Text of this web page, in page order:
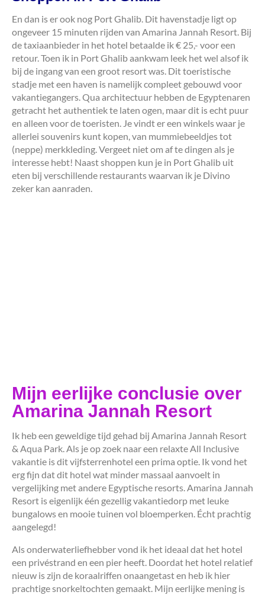
En dan is er ook nog Port Ghalib. Dit havenstadje ligt op
ongeveer 15 minuten rijden van Amarina Jannah Resort. Bij
de taxiaanbieder in het hotel betaalde ik € 25,- voor een
retour. Toen ik in Port Ghalib aankwam leek het wel alsof ik
bij de ingang van een groot resort was. Dit toeristische
stadje met een haven is namelijk compleet gebouwd voor
vakantiegangers. Qua architectuur hebben de Egyptenaren
getracht het authentiek te laten ogen, maar dit is echt puur
en alleen voor de toeristen. Je vindt er een winkels waar je
allerlei souvenirs kunt kopen, van mummiebeeldjes tot
(neppe) merkkleding. Vergeet niet om af te dingen als je
interesse hebt! Naast shoppen kun je in Port Ghalib uit
eten bij verschillende restaurants waarvan ik je Divino
zeker kan aanraden.
Mijn eerlijke conclusie over
Amarina Jannah Resort
Ik heb een geweldige tijd gehad bij Amarina Jannah Resort
& Aqua Park. Als je op zoek naar een relaxte All Inclusive
vakantie is dit vijfsterrenhotel een prima optie. Ik vond het
erg fijn dat dit hotel wat minder massaal aanvoelt in
vergelijking met andere Egyptische resorts. Amarina Jannah
Resort is eigenlijk één gezellig vakantiedorp met leuke
bungalows en mooie tuinen vol bloemperken. Écht prachtig
aangelegd!
Als onderwaterliefhebber vond ik het ideaal dat het hotel
een privéstrand en een pier heeft. Doordat het hotel relatief
nieuw is zijn de koraalriffen onaangetast en heb ik hier
prachtige snorkeltochten gemaakt. Mijn eerlijke mening is